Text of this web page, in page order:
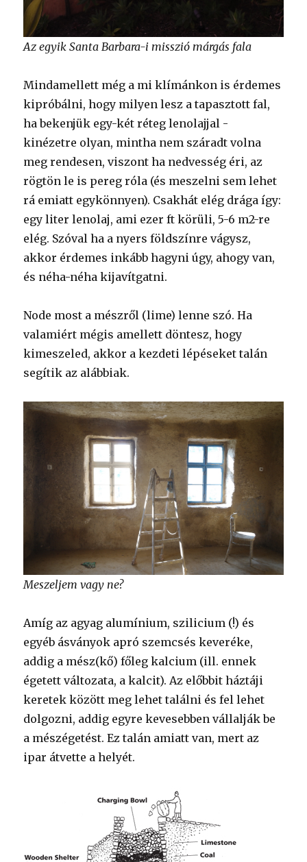
Az egyik Santa Barbara-i misszió márgás fala
Mindamellett még a mi klímánkon is érdemes
kipróbálni, hogy milyen lesz a tapasztott fal,
ha bekenjük egy-két réteg lenolajjal -
kinézetre olyan, mintha nem száradt volna
meg rendesen, viszont ha nedvesség éri, az
rögtön le is pereg róla (és meszelni sem lehet
rá emiatt egykönnyen). Csakhát elég drága így:
egy liter lenolaj, ami ezer ft körüli, 5-6 m2-re
elég. Szóval ha a nyers földszínre vágysz,
akkor érdemes inkább hagyni úgy, ahogy van,
és néha-néha kijavítgatni.
Node most a mészről (lime) lenne szó. Ha
valamiért mégis amellett döntesz, hogy
kimeszeled, akkor a kezdeti lépéseket talán
segítik az alábbiak.
Meszeljem vagy ne?
Amíg az agyag alumínium, szilicium (!) és
egyéb ásványok apró szemcsés keveréke,
addig a mész(kő) főleg kalcium (ill. ennek
égetett változata, a kalcit). Az előbbit háztáji
keretek között meg lehet találni és fel lehet
dolgozni, addig egyre kevesebben vállalják be
a mészégetést. Ez talán amiatt van, mert az
ipar átvette a helyét.